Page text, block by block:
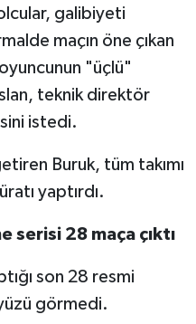
galibiyeti
maçın öne çıkan
"üçlü"
teknik direktör
istedi.
Buruk, tüm takımı
yaptırdı.
serisi 28 maça çıktı
son 28 resmi
görmedi.